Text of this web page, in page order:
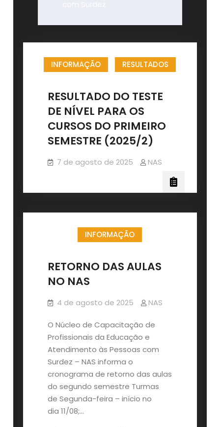
INFORMAÇÃO RESULTADOS
RESULTADO DO TESTE
DE NÍVEL PARA OS
CURSOS DO PRIMEIRO
SEMESTRE (2025/2)
7 de agosto de 2025 NAS
INFORMAÇÃO
RETORNO DAS AULAS
NO NAS
4 de agosto de 2025 NAS
O Núcleo de Capacitação de
Profissionais da Educação e
Atendimento às Pessoas com
Surdez – NAS informa o
cronograma de retorno das aulas
do segundo semestre Turmas
de Segunda-feira – início no
dia 11/08;…